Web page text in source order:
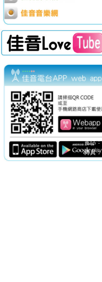
電話：
傳真：